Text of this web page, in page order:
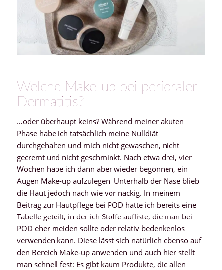
Welche Make-up bei perioraler
Dermatitis?
…oder überhaupt keins? Während meiner akuten
Phase habe ich tatsächlich meine Nulldiät
durchgehalten und mich nicht gewaschen, nicht
gecremt und nicht geschminkt. Nach etwa drei, vier
Wochen habe ich dann aber wieder begonnen, ein
Augen Make-up aufzulegen. Unterhalb der Nase blieb
die Haut jedoch nach wie vor nackig. In meinem
Beitrag zur Hautpflege bei POD hatte ich bereits eine
Tabelle geteilt, in der ich Stoffe aufliste, die man bei
POD eher meiden sollte oder relativ bedenkenlos
verwenden kann. Diese lässt sich natürlich ebenso auf
den Bereich Make-up anwenden und auch hier stellt
man schnell fest: Es gibt kaum Produkte, die allen